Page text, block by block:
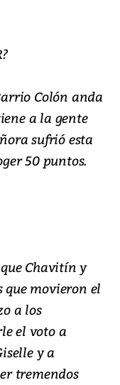
Colón anda
a la gente
sufrió esta
50 puntos.
Chavitín y
que movieron el
a los
el voto a
y a
tremendos